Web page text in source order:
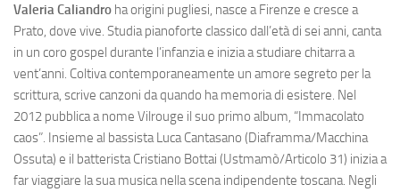
Valeria Caliandro ha origini pugliesi, nasce a Firenze e cresce a
Prato, dove vive. Studia pianoforte classico dall’età di sei anni, canta
in un coro gospel durante l’infanzia e inizia a studiare chitarra a
vent’anni. Coltiva contemporaneamente un amore segreto per la
scrittura, scrive canzoni da quando ha memoria di esistere. Nel
2012 pubblica a nome Vilrouge il suo primo album, “Immacolato
caos”. Insieme al bassista Luca Cantasano (Diaframma/Macchina
Ossuta) e il batterista Cristiano Bottai (Ustmamò/Articolo 31) inizia a
far viaggiare la sua musica nella scena indipendente toscana. Negli